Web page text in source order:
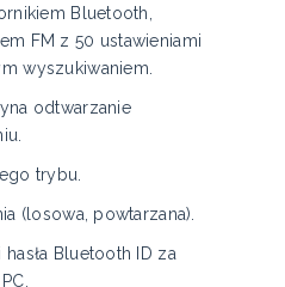
Bluetooth,
FM z 50 ustawieniami
wyszukiwaniem.
odtwarzanie
trybu.
(losowa, powtarzana).
Bluetooth ID za